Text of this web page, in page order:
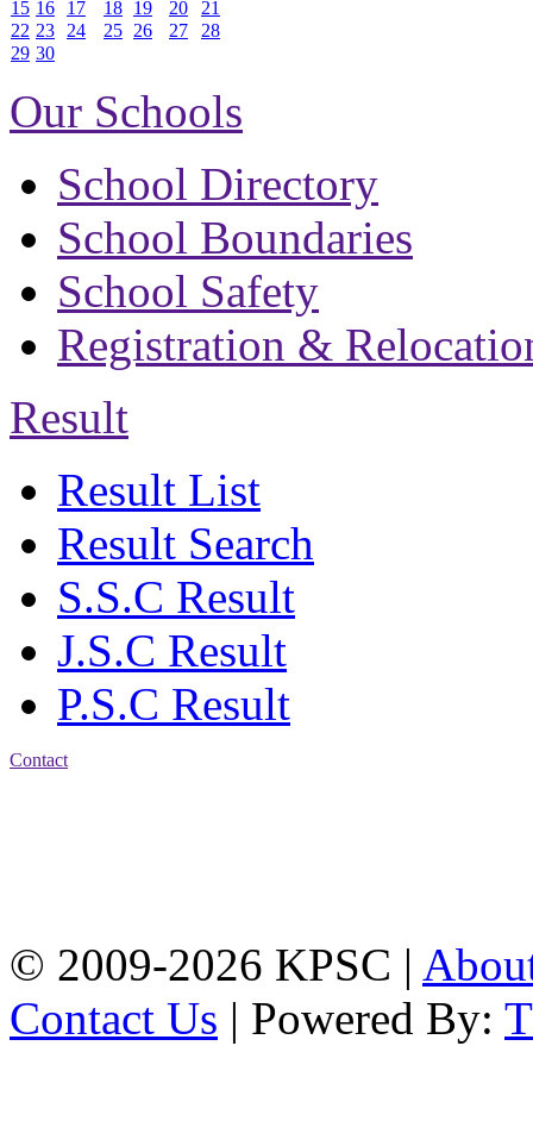
15 16 17 18 19 20
21
22 23 24 25 26 27
28
29 30
Our Schools
School Directory
School Boundaries
School Safety
Registration &
Result
Result List
Result Search
S.S.C Result
J.S.C Result
P.S.C Result
Contact
© 2009-2026 KPSC |
Contact Us | Powered By: